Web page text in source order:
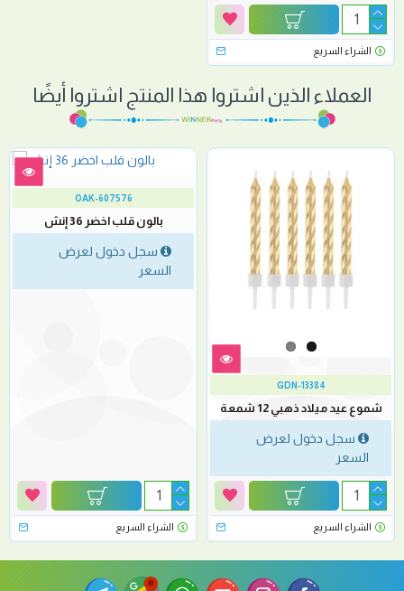
الشراء السريع
العملاء الذين اشتروا هذا المنتج اشتروا أيضًا
GDN-13384
شموع عيد ميلاد ذهبي 12 شمعة
سجل دخول لعرض
السعر
الشراء السريع
OAK-607576
بالون قلب اخضر 36 إنش
سجل دخول لعرض
السعر
الشراء السريع